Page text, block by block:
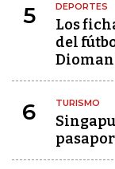
5 DEPORTES
Los
del
6 TURISMO